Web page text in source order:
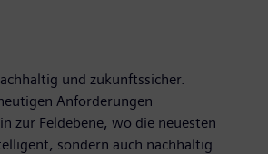
und zukunftssicher.
Anforderungen
zur Feldebene, wo die neuesten
sondern auch nachhaltig